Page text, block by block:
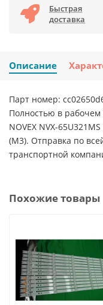
Быстрая
доставка
Описание
Парт номер:
Полностью в рабочем
NOVEX NVX-
(M3). Отправка по
транспортной
Похожие товары